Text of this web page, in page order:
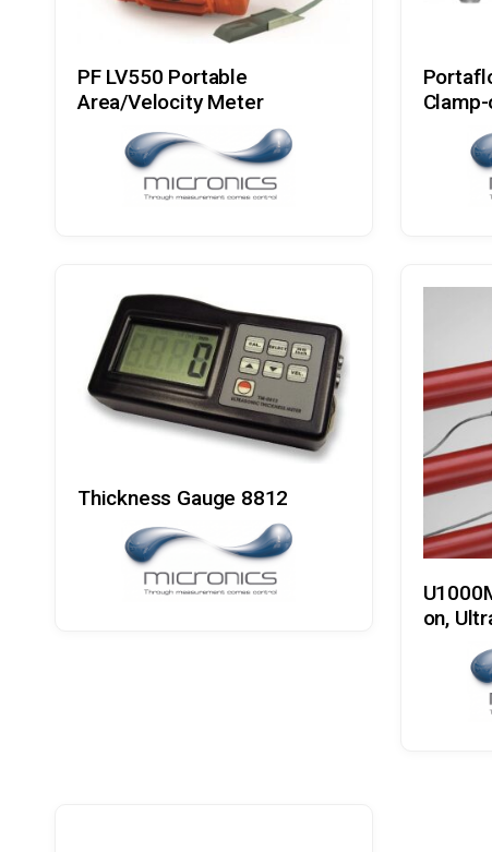
Læs Mere
PF LV550 Portable
Area/Velocity Meter
Thickness Gauge 8812
on,